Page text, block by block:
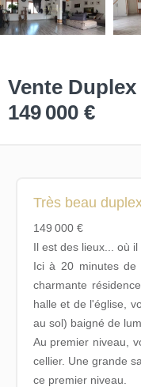
Vente
149 000 €
Très beau
149 000 €
Il est des lieux... où
Ici à 20 minutes de
charmante
halle et de l'église,
au sol) baigné de
Au premier niveau,
cellier. Une grande
ce premier niveau.